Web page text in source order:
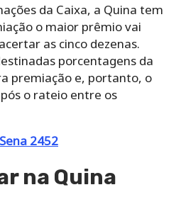
da Caixa, a Quina tem
o maior prêmio vai
as cinco dezenas.
porcentagens da
premiação e, portanto, o
o rateio entre os
2452
na Quina